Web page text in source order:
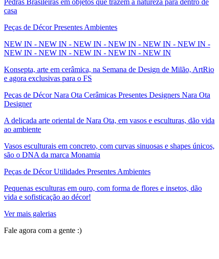
Pedras Brasileiras em objetos que trazem a natureza para dentro de
casa
Peças de Décor Presentes Ambientes
NEW IN - NEW IN - NEW IN - NEW IN - NEW IN - NEW IN -
NEW IN - NEW IN - NEW IN - NEW IN - NEW IN
Konsepta, arte em cerâmica, na Semana de Design de Milão, ArtRio
e agora exclusivas para o FS
Peças de Décor Nara Ota Cerâmicas Presentes Designers Nara Ota
Designer
A delicada arte oriental de Nara Ota, em vasos e esculturas, dão vida
ao ambiente
Vasos esculturais em concreto, com curvas sinuosas e shapes únicos,
são o DNA da marca Monamia
Peças de Décor Utilidades Presentes Ambientes
Pequenas esculturas em ouro, com forma de flores e insetos, dão
vida e sofisticação ao décor!
Ver mais galerias
Fale agora com a gente :)